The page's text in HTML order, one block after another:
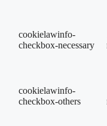
cookielawinfo-
checkbox-necessary
cookielawinfo-
checkbox-others